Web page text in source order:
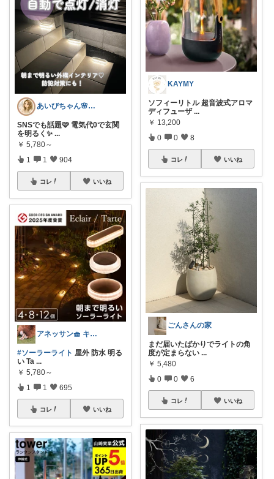
あいびちゃん🌸２児mama
SNSでも話題🩷 電気代0で玄関
を明るく✨ ...
￥ 5,780～
1 1 904
コレ いいね
アネッサン🧺 キッチンと暮らしの実用品
#ソーラーライト 屋外 防水 明る
い Ta ...
￥ 5,780～
1 1 695
コレ いいね
KAYMY
ソフィーリトル 超音波式アロマ
ディフューザ ...
￥ 13,200
0 0 8
コレ いいね
ごんさんの家
まだ届いたばかりでライトの角
度が定まらない ...
￥ 5,480
0 0 6
コレ いいね